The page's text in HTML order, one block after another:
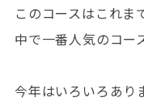
このコースはこれま
中で一番人気のコー
今年はいろいろあ